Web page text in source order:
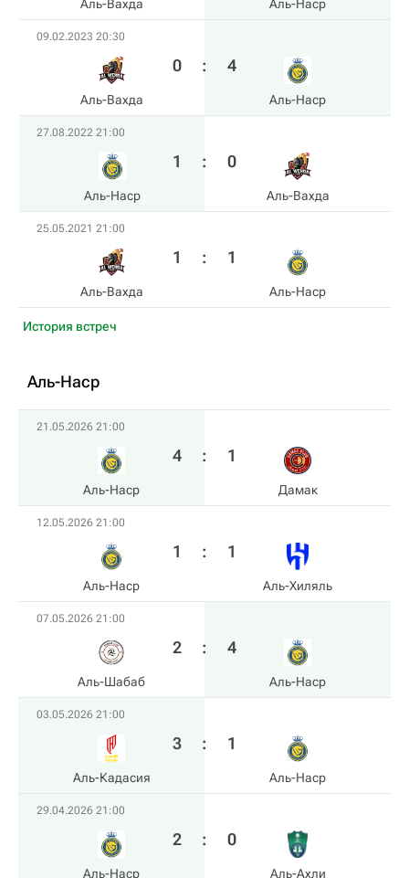
Аль-Вахда Аль-Наср
09.02.2023 20:30
Аль-Вахда
0 : 4
Аль-Наср
27.08.2022 21:00
Аль-Наср
1 : 0
Аль-Вахда
25.05.2021 21:00
Аль-Вахда
1 : 1
Аль-Наср
История встреч
Аль-Наср
21.05.2026 21:00
Аль-Наср
4 : 1
Дамак
12.05.2026 21:00
Аль-Наср
1 : 1
Аль-Хиляль
07.05.2026 21:00
Аль-Шабаб
2 : 4
Аль-Наср
03.05.2026 21:00
Аль-Кадасия
3 : 1
Аль-Наср
29.04.2026 21:00
Аль-Наср
2 : 0
Аль-Ахли